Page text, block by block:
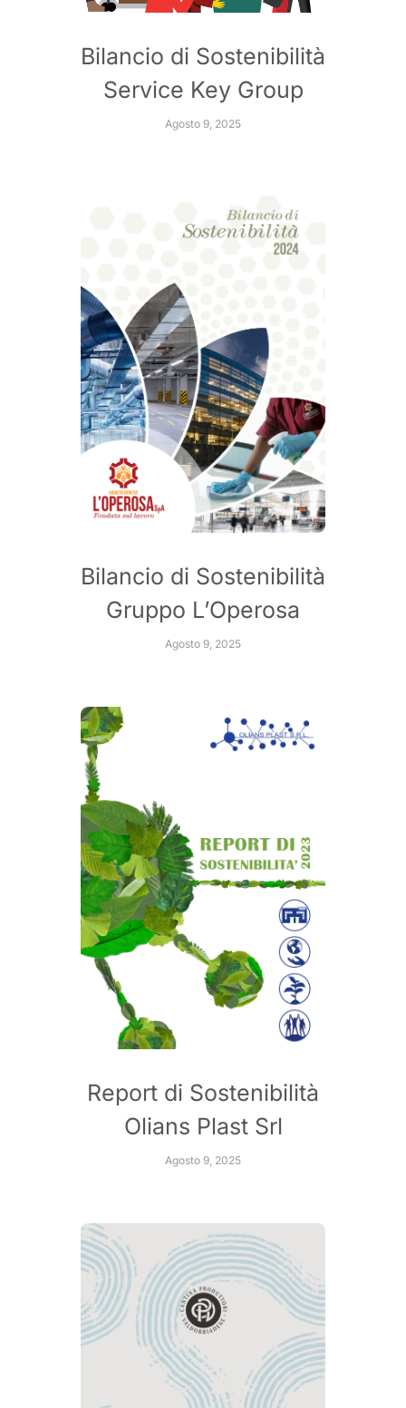
Bilancio di Sostenibilità
Service Key Group
Agosto 9, 2025
Bilancio di Sostenibilità
Gruppo L’Operosa
Agosto 9, 2025
Report di Sostenibilità
Olians Plast Srl
Agosto 9, 2025